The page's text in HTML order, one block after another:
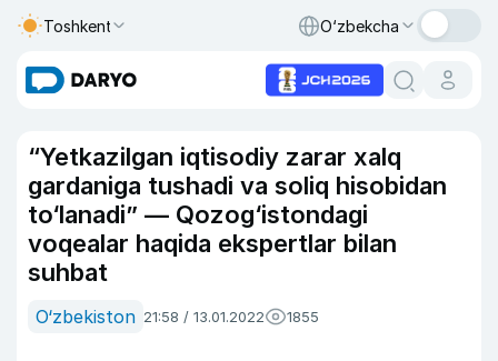
Toshkent O‘zbekcha
“Yetkazilgan iqtisodiy zarar xalq
gardaniga tushadi va soliq hisobidan
to‘lanadi” — Qozog‘istondagi
voqealar haqida ekspertlar bilan
suhbat
O‘zbekiston 21:58 / 13.01.2022 1855